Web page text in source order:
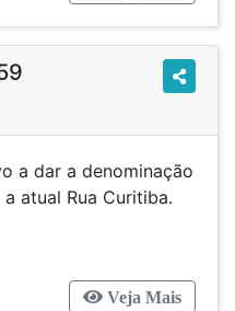
a dar a denominação
a atual Rua Curitiba.
Veja Mais